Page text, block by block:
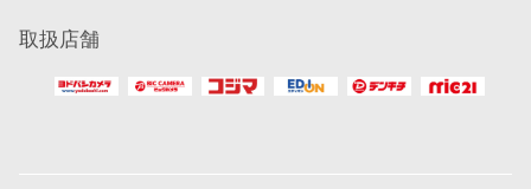
取扱店舗